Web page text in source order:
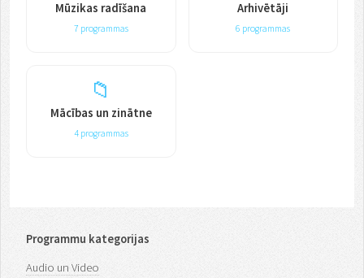
Mūzikas radīšana
7 programmas
Arhivētāji
6 programmas
📁
Mācības un zinātne
4 programmas
Programmu kategorijas
Audio un Video